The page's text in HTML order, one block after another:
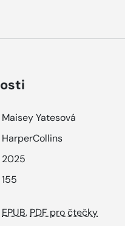
Maisey Yatesová
HarperCollins
2025
155
EPUB, PDF pro čtečky